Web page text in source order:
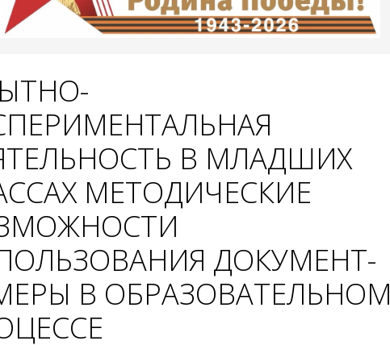
В МЛАДШИХ
МЕТОДИЧЕСКИЕ
ДОКУМЕНТ-
В ОБРАЗОВАТЕЛЬНОМ